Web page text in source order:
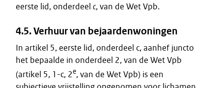
eerste lid, onderdeel c, van de Wet Vpb.
4.5. Verhuur van bejaardenwoningen
In artikel 5, eerste lid, onderdeel c, aanhef juncto
het bepaalde in onderdeel 2, van de Wet Vpb
(artikel 5, 1-c, 2e, van de Wet Vpb) is een